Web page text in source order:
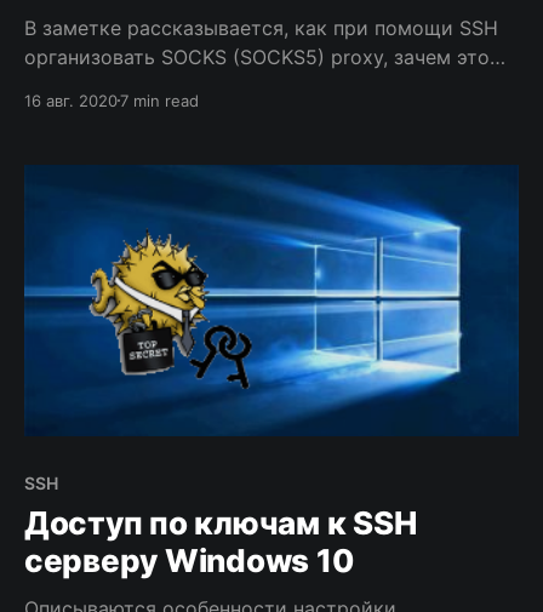
В заметке рассказывается, как при помощи SSH
организовать SOCKS (SOCKS5) proxy, зачем это
потребоваться.
16 авг. 20207 min read
SSH
Доступ по ключам к SSH
серверу Windows 10